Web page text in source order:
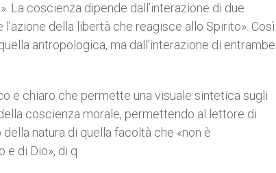
La coscienza dipende dall’interazione di due
della libertà che reagisce allo Spirito». Così
antropologica, ma dall’interazione di entrambe
e chiaro che permette una visuale sintetica sugli
coscienza morale, permettendo al lettore di
natura di quella facoltà che «non è
e di Dio», di q